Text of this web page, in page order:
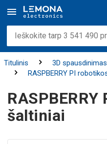
Titulinis
3D
RASPBERRY PI
šaltiniai